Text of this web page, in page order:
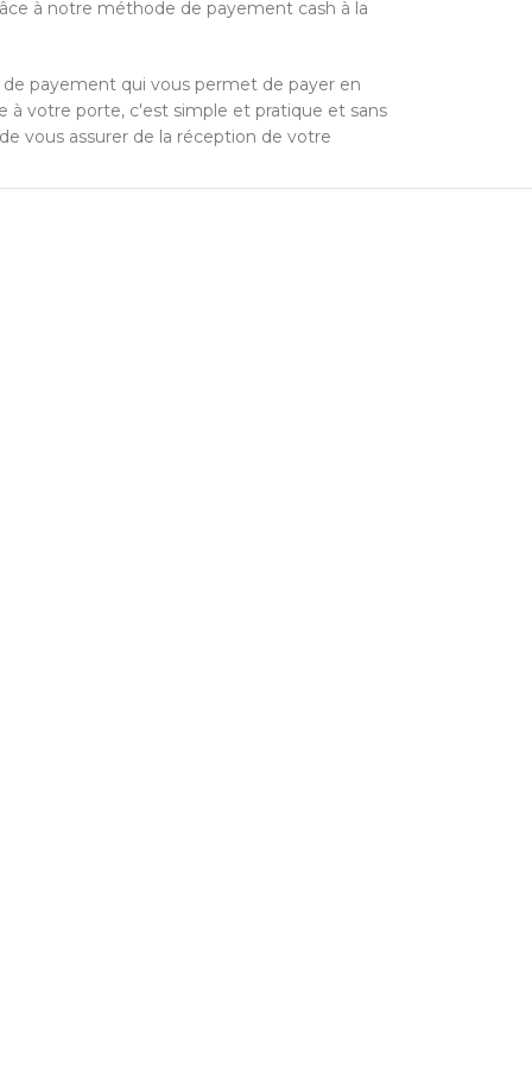
à notre méthode de payement cash à la
payement qui vous permet de payer en
à votre porte, c'est simple et pratique et sans
vous assurer de la réception de votre